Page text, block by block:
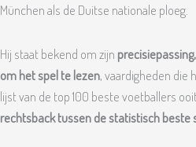
München als de Duitse nationale ploeg.
Hij staat bekend om zijn
om het spel te lezen, vaardigheden die
lijst van de top 100 beste voetballers
rechtsback tussen de statistisch beste